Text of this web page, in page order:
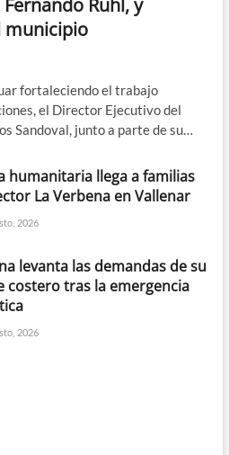
Ruhl, y
municipio
fortaleciendo el trabajo
el Director Ejecutivo del
Sandoval, junto a parte de su…
humanitaria llega a familias
La Verbena en Vallenar
2026
levanta las demandas de su
costero tras la emergencia
2026